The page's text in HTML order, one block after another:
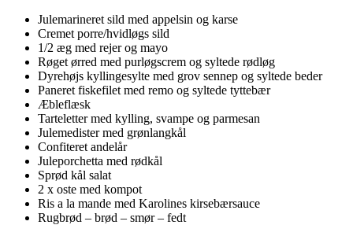
Julemarineret sild med appelsin og karse
Cremet porre/hvidløgs sild
1/2 æg med rejer og mayo
Røget ørred med purløgscrem og syltede rødløg
Dyrehøjs kyllingesylte med grov sennep og syltede beder
Paneret fiskefilet med remo og syltede tyttebær
Æbleflæsk
Tarteletter med kylling, svampe og parmesan
Julemedister med grønlangkål
Confiteret andelår
Juleporchetta med rødkål
Sprød kål salat
2 x oste med kompot
Ris a la mande med Karolines kirsebærsauce
Rugbrød – brød – smør – fedt